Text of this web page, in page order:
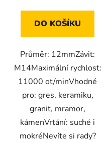
DO KOŠÍKU
Průměr: 12mmZávit:
M14Maximální rychlost:
11000 ot/minVhodné
pro: gres, keramiku,
granit, mramor,
kámenVrtání: suché i
mokréNevíte si rady?